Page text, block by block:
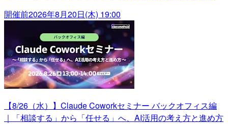
開催前2026年8月20日(木) 19:00
【8/26（水）】Claude Coworkセミナー バックオフィス編
｜「相談する」から「任せる」へ、AI活用の考え方と進め方